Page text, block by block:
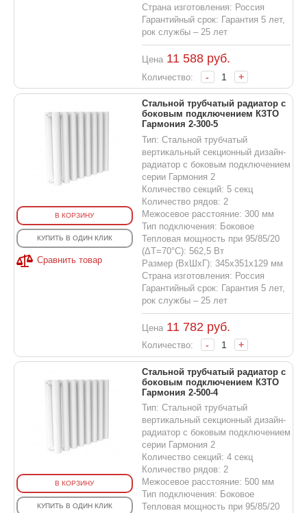
Страна изготовления: Россия
Гарантийный срок: Гарантия 5 лет,
рок службы – 25 лет
Цена 11 588руб.
Количество: - +
В КОРЗИНУ
КУПИТЬ В ОДИН КЛИК
Сравнить товар
Стальной трубчатый радиатор с
боковым подключением КЗТО
Гармония 2-300-5
Тип: Стальной трубчатый
вертикальный секционный дизайн-
радиатор с боковым подключением
серии Гармония 2
Количество секций: 5 секц
Количество рядов: 2
Межосевое расстояние: 300 мм
Тип подключения: Боковое
Тепловая мощность при 95/85/20
(ΔT=70°C): 562,5 Вт
Размер (ВхШхГ): 345х351х129 мм
Страна изготовления: Россия
Гарантийный срок: Гарантия 5 лет,
рок службы – 25 лет
Цена 11 782 руб.
Количество: - +
В КОРЗИНУ
КУПИТЬ В ОДИН КЛИК
Стальной трубчатый радиатор с
боковым подключением КЗТО
Гармония 2-500-4
Тип: Стальной трубчатый
вертикальный секционный дизайн-
радиатор с боковым подключением
серии Гармония 2
Количество секций: 4 секц
Количество рядов: 2
Межосевое расстояние: 500 мм
Тип подключения: Боковое
Тепловая мощность при 95/85/20